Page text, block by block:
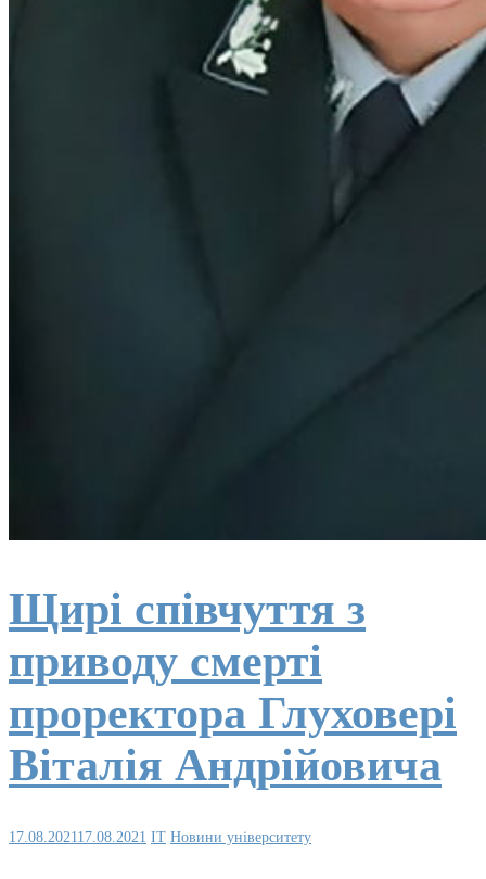
Щирі співчуття з
приводу смерті
проректора Глуховері
Віталія Андрійовича
17.08.2021 17.08.2021 IT Новини університету